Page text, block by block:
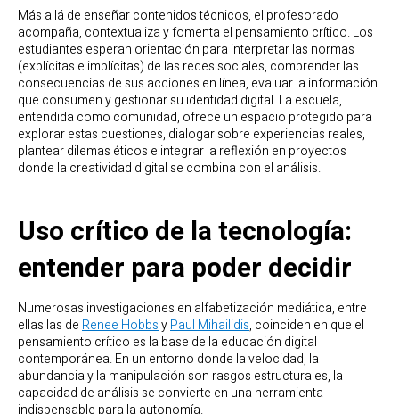
Más allá de enseñar contenidos técnicos, el profesorado
acompaña, contextualiza y fomenta el pensamiento crítico. Los
estudiantes esperan orientación para interpretar las normas
(explícitas e implícitas) de las redes sociales, comprender las
consecuencias de sus acciones en línea, evaluar la información
que consumen y gestionar su identidad digital. La escuela,
entendida como comunidad, ofrece un espacio protegido para
explorar estas cuestiones, dialogar sobre experiencias reales,
plantear dilemas éticos e integrar la reflexión en proyectos
donde la creatividad digital se combina con el análisis.
Uso crítico de la tecnología:
entender para poder decidir
Numerosas investigaciones en alfabetización mediática, entre
ellas las de Renee HobbsyPaul Mihailidis, coinciden en que el
pensamiento crítico es la base de la educación digital
contemporánea. En un entorno donde la velocidad, la
abundancia y la manipulación son rasgos estructurales, la
capacidad de análisis se convierte en una herramienta
indispensable para la autonomía.